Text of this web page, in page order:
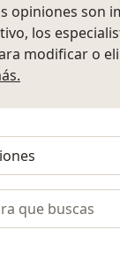
opiniones son
los
modificar o